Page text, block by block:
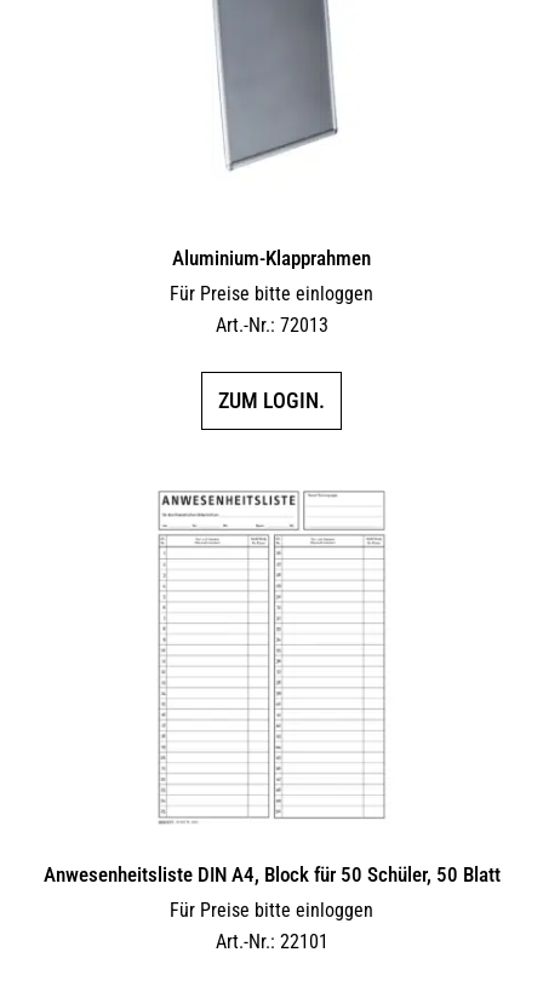
Aluminium-Klapprahmen
Für Preise bitte einloggen
Art.-Nr.: 72013
ZUM LOGIN.
Anwesenheitsliste DIN A4, Block für 50 Schüler, 50 Blatt
Für Preise bitte einloggen
Art.-Nr.: 22101